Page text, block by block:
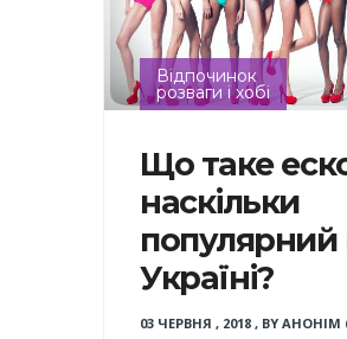
Відпочинок
розваги і хобі
Що таке
наскільки
популярний
Україні?
03 ЧЕРВНЯ , 2018 , BY АНОНІМ